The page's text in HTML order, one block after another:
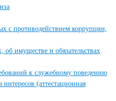
с противодействием коррупции,
об имуществе и обязательствах
к служебному поведению
(аттестационная